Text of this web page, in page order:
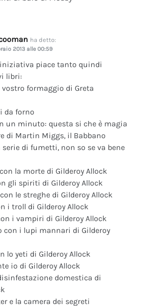
ha detto:
2013 alle 00:59
piace tanto quindi
libri:
formaggio di Greta
da forno
un minuto: questa si che è magia
di Martin Miggs, il Babbano
di fumetti, non so se va bene
la morte di Gilderoy Allock
gli spiriti di Gilderoy Allock
le streghe di Gilderoy Allock
i troll di Gilderoy Allock
i vampiri di Gilderoy Allock
con i lupi mannari di Gilderoy
lo yeti di Gilderoy Allock
io di Gilderoy Allock
domestica di
e la camera dei segreti